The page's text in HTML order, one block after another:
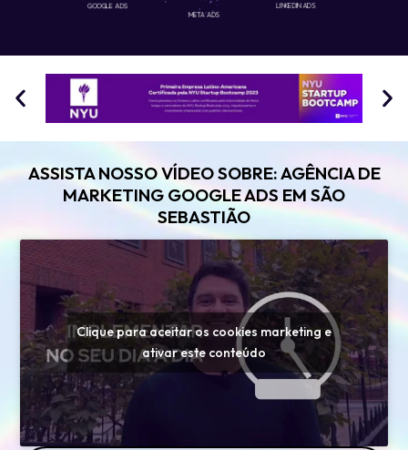
GOOGLE ADS LINKEDIN ADS
META ADS
ASSISTA NOSSO VÍDEO SOBRE: AGÊNCIA DE
MARKETING GOOGLE ADS EM SÃO
SEBASTIÃO
Clique para aceitar os cookies marketing e
ativar este conteúdo